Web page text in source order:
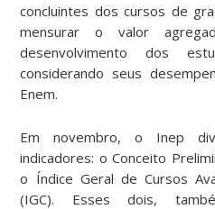
concluintes dos cursos de
mensurar o valor
desenvolvimento dos
considerando seus
Enem.
Em novembro, o Inep
indicadores: o Conceito
o Índice Geral de Cursos
(IGC). Esses dois,